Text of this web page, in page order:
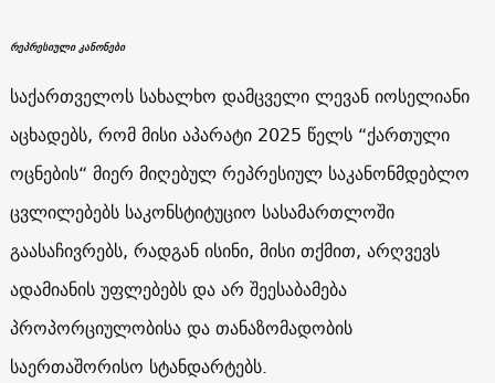
რეპრესიული კანონები
საქართველოს სახალხო დამცველი ლევან იოსელიანი
აცხადებს, რომ მისი აპარატი 2025 წელს “ქართული
ოცნების“ მიერ მიღებულ რეპრესიულ საკანონმდებლო
ცვლილებებს საკონსტიტუციო სასამართლოში
გაასაჩივრებს, რადგან ისინი, მისი თქმით, არღვევს
ადამიანის უფლებებს და არ შეესაბამება
პროპორციულობისა და თანაზომადობის
საერთაშორისო სტანდარტებს.